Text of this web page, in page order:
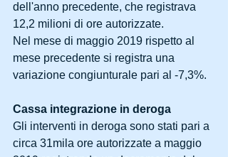
dell'anno precedente, che registrava
12,2 milioni di ore autorizzate.
Nel mese di maggio 2019 rispetto al
mese precedente si registra una
variazione congiunturale pari al -7,3%.
Cassa integrazione in deroga
Gli interventi in deroga sono stati pari a
circa 31mila ore autorizzate a maggio